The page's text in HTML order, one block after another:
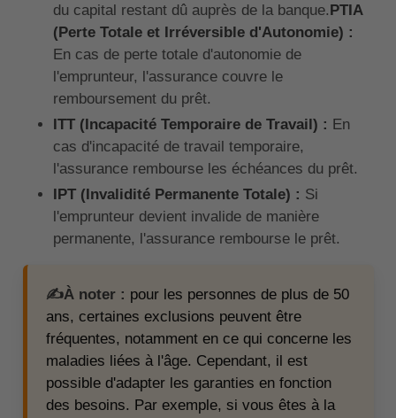
du capital restant dû auprès de la banque.PTIA
(Perte Totale et Irréversible d'Autonomie) :
En cas de perte totale d'autonomie de
l'emprunteur, l'assurance couvre le
remboursement du prêt.
ITT (Incapacité Temporaire de Travail) : En
cas d'incapacité de travail temporaire,
l'assurance rembourse les échéances du prêt.
IPT (Invalidité Permanente Totale) : Si
l'emprunteur devient invalide de manière
permanente, l'assurance rembourse le prêt.
✍️À noter : pour les personnes de plus de 50
ans, certaines exclusions peuvent être
fréquentes, notamment en ce qui concerne les
maladies liées à l'âge. Cependant, il est
possible d'adapter les garanties en fonction
des besoins. Par exemple, si vous êtes à la